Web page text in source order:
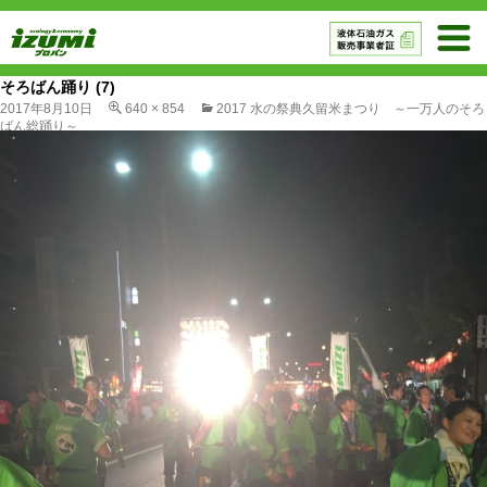
そろばん踊り (7)
2017年8月10日 640 × 854
2017 水の祭典久留米まつり ～一万人のそろ
ばん総踊り～